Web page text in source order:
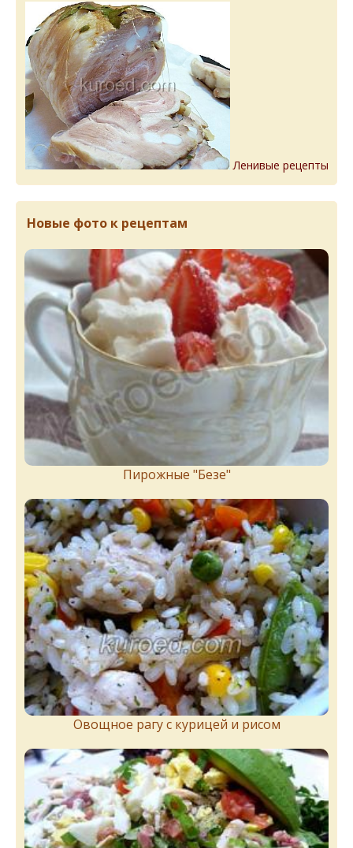
Ленивые рецепты
Новые фото к рецептам
Пирожныe "Бeзe"
Овощное рагу с курицей и рисом